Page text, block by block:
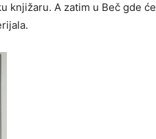
knjižaru. A zatim u Beč gde će